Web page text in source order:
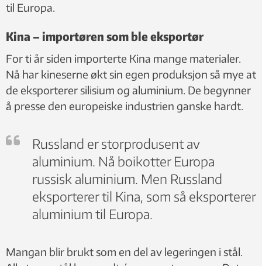
til Europa.
Kina – importøren som ble eksportør
For ti år siden importerte Kina mange materialer.
Nå har kineserne økt sin egen produksjon så mye at
de eksporterer silisium og aluminium. De begynner
å presse den europeiske industrien ganske hardt.
Russland er storprodusent av
aluminium. Nå boikotter Europa
russisk aluminium. Men Russland
eksporterer til Kina, som så eksporterer
aluminium til Europa.
Mangan blir brukt som en del av legeringen i stål.